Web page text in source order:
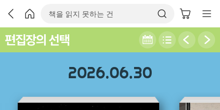
편집장의 선택
2026.06.30